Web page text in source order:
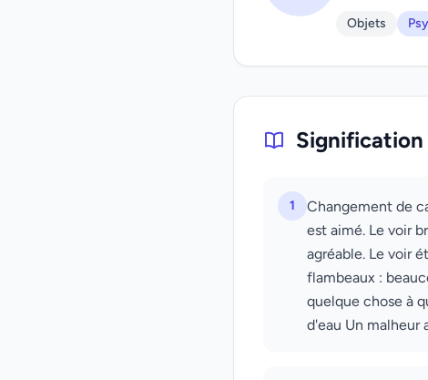
Objets
Signification
1
Changement de
est aimé. Le voir
agréable. Le voir
flambeaux :
quelque chose à
d'eau Un malheur